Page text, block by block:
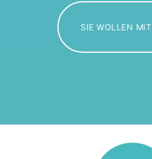
SIE WOLLEN